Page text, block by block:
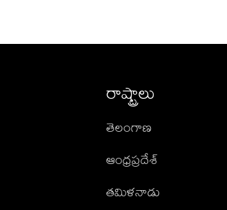
రాష్ట్రాలు
తెలంగాణ
ఆంధ్రప్రదేశ్
తమిళనాడు